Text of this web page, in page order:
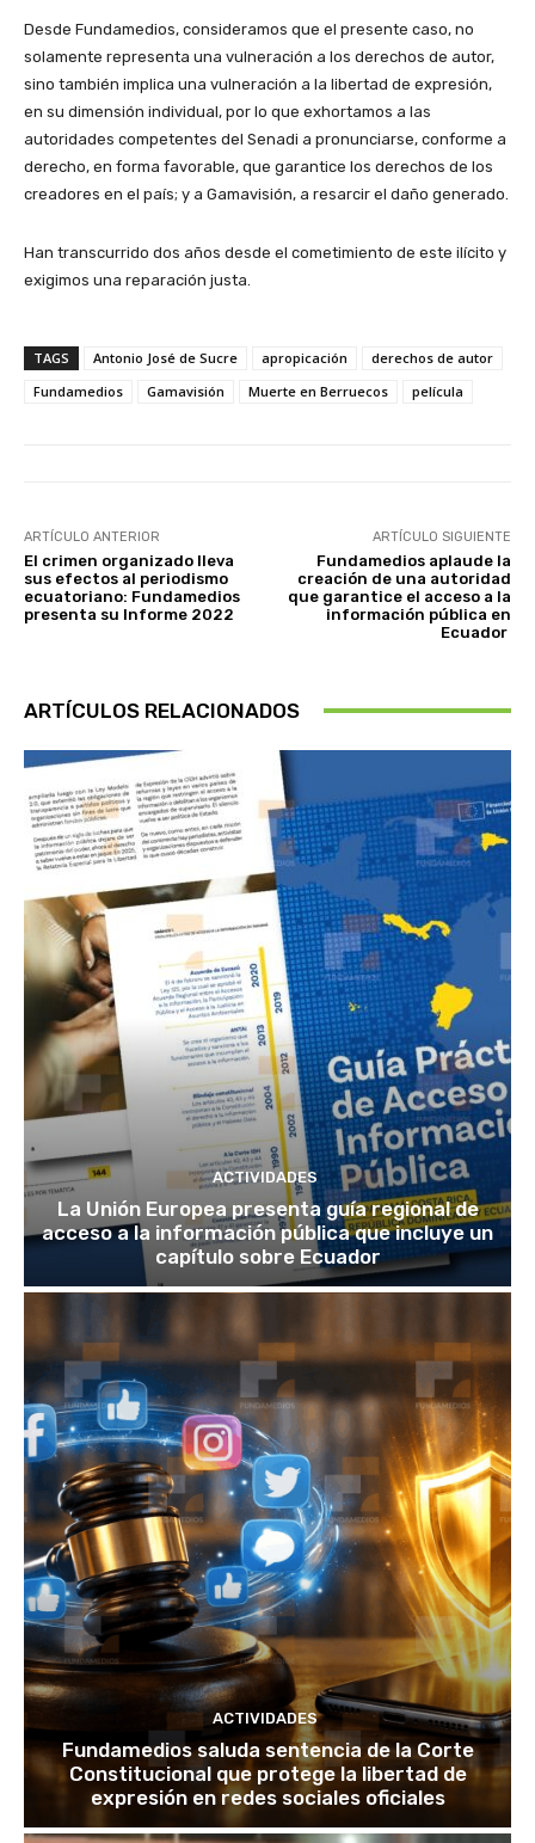
Desde Fundamedios, consideramos que el presente caso, no
solamente representa una vulneración a los derechos de autor,
sino también implica una vulneración a la libertad de expresión,
en su dimensión individual, por lo que exhortamos a las
autoridades competentes del Senadi a pronunciarse, conforme a
derecho, en forma favorable, que garantice los derechos de los
creadores en el país; y a Gamavisión, a resarcir el daño generado.
Han transcurrido dos años desde el cometimiento de este ilícito y
exigimos una reparación justa.
TAGS Antonio José de Sucre apropicación
derechos de autor
Fundamedios
Gamavisión Muerte en Berruecos película
ARTÍCULO ANTERIOR
El crimen organizado lleva
sus efectos al periodismo
ecuatoriano: Fundamedios
presenta su Informe 2022
ARTÍCULO SIGUIENTE
Fundamedios aplaude la
creación de una autoridad
que garantice el acceso a la
información pública en
Ecuador
ARTÍCULOS RELACIONADOS
ACTIVIDADES
La Unión Europea presenta guía regional de
acceso a la información pública que incluye un
capítulo sobre Ecuador
ACTIVIDADES
Fundamedios saluda sentencia de la Corte
Constitucional que protege la libertad de
expresión en redes sociales oficiales